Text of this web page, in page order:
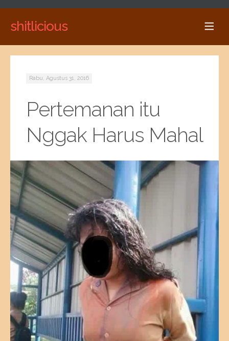
shitlicious
Rabu, Agustus 31, 2016
Pertemanan itu
Nggak Harus Mahal